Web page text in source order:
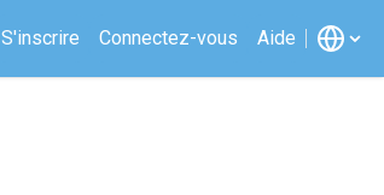
S'inscrire Connectez-vous Aide